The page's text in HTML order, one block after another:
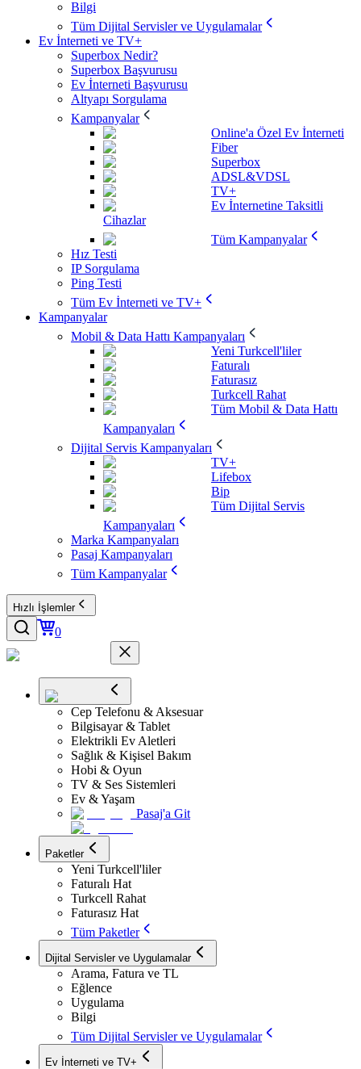
Bilgi
Tüm Dijital Servisler ve Uygulamalar
Ev İnterneti ve TV+
Superbox Nedir?
Superbox Başvurusu
Ev İnterneti Başvurusu
Altyapı Sorgulama
Kampanyalar
Online'a Özel Ev İnterneti
Fiber
Superbox
ADSL&VDSL
TV+
Ev İnternetine Taksitli
Cihazlar
Tüm Kampanyalar
Hız Testi
IP Sorgulama
Ping Testi
Tüm Ev İnterneti ve TV+
Kampanyalar
Mobil & Data Hattı Kampanyaları
Yeni Turkcell'liler
Faturalı
Faturasız
Turkcell Rahat
Tüm Mobil & Data Hattı
Kampanyaları
Dijital Servis Kampanyaları
TV+
Lifebox
Bip
Tüm Dijital Servis
Kampanyaları
Marka Kampanyaları
Pasaj Kampanyaları
Tüm Kampanyalar
Hızlı İşlemler
0
Cep Telefonu & Aksesuar
Bilgisayar & Tablet
Elektrikli Ev Aletleri
Sağlık & Kişisel Bakım
Hobi & Oyun
TV & Ses Sistemleri
Ev & Yaşam
Pasaj'a Git
Paketler
Yeni Turkcell'liler
Faturalı Hat
Turkcell Rahat
Faturasız Hat
Tüm Paketler
Dijital Servisler ve Uygulamalar
Arama, Fatura ve TL
Eğlence
Uygulama
Bilgi
Tüm Dijital Servisler ve Uygulamalar
Ev İnterneti ve TV+